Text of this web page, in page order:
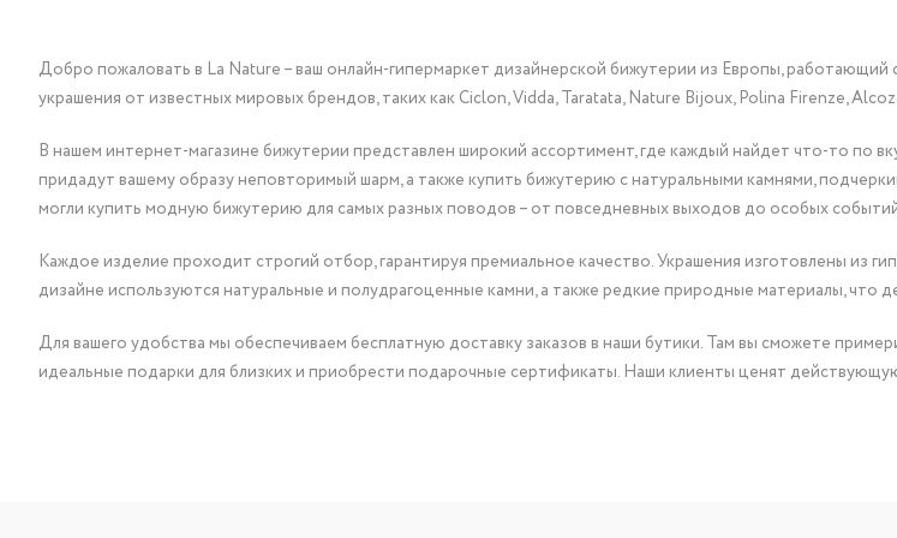
Добро пожаловать в La Nature – ваш онлайн-гипермаркет дизайнерской бижутерии из Европы,
украшения от известных мировых брендов, таких как Ciclon, Vidda, Taratata, Nature Bijoux, Polina Firenze,
В нашем интернет-магазине бижутерии представлен широкий ассортимент, где каждый найдет что-то по
придадут вашему образу неповторимый шарм, а также купить бижутерию с натуральными камнями,
могли купить модную бижутерию для самых разных поводов – от повседневных выходов до особых
Каждое изделие проходит строгий отбор, гарантируя премиальное качество. Украшения изготовлены из
дизайне используются натуральные и полудрагоценные камни, а также редкие природные материалы, что
Для вашего удобства мы обеспечиваем бесплатную доставку заказов в наши бутики. Там вы сможете
идеальные подарки для близких и приобрести подарочные сертификаты. Наши клиенты ценят